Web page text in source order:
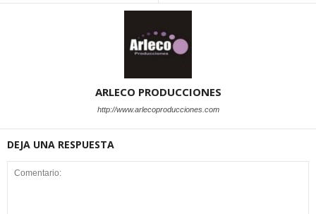
ARLECO PRODUCCIONES
http://www.arlecoproducciones.com
DEJA UNA RESPUESTA